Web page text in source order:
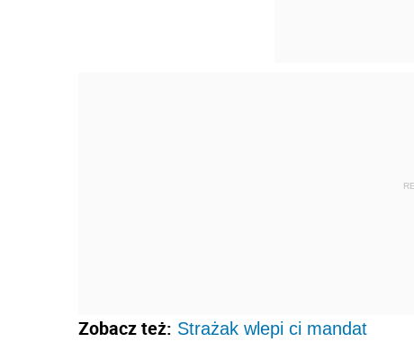
Zobacz też: Strażak wlepi ci mandat